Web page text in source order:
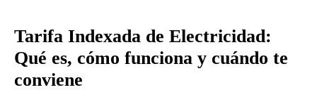
Tarifa Indexada de Electricidad:
Qué es, cómo funciona y cuándo te
conviene